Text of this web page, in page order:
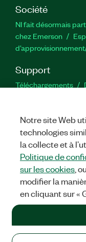
Société
NI fait désormais
chez Emerson
Support
Téléchargements
MENTIONS LÉGALES
les cookies
©NATIONAL
Notre site Web
technologies
la collecte et à
Politique de
sur les cookies,
modifier la
en cliquant sur «